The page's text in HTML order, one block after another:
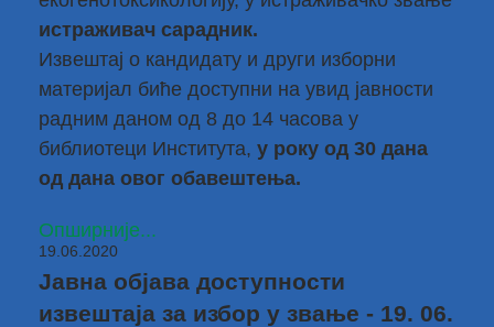
истраживач сарадник.
Извештај о кандидату и други изборни
материјал биће доступни на увид јавности
радним даном од 8 до 14 часова у
библиотеци Института, у року од 30 дана
од дана овог обавештења.
Опширније...
19.06.2020
Јавна објава доступности
извештаја за избор у звање - 19. 06.